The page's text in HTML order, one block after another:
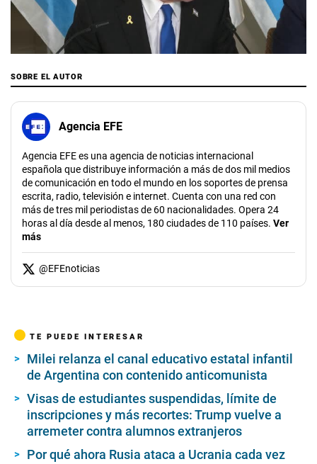
00:00
SOBRE EL AUTOR
Agencia EFE
Agencia EFE es una agencia de noticias internacional
española que distribuye información a más de dos mil medios
de comunicación en todo el mundo en los soportes de prensa
escrita, radio, televisión e internet. Cuenta con una red con
más de tres mil periodistas de 60 nacionalidades. Opera 24
horas al día desde al menos, 180 ciudades de 110 países. Ver
más
@EFEnoticias
TE PUEDE INTERESAR
Milei relanza el canal educativo estatal infantil
de Argentina con contenido anticomunista
Visas de estudiantes suspendidas, límite de
inscripciones y más recortes: Trump vuelve a
arremeter contra alumnos extranjeros
Por qué ahora Rusia ataca a Ucrania cada vez